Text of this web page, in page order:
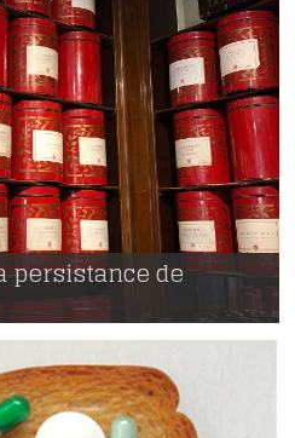
persistance de voir